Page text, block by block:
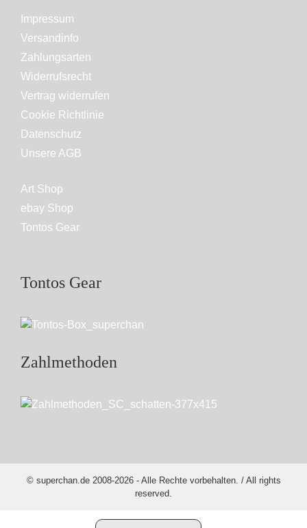
Impressum
Versandinfo
Zahlungsarten
Widerrufsrecht
Vertrag widerrufen
Cookie Richtlinie
Datenschutz
Unsere AGB
Art Shop
ebay Shop
Tontos Gear
Tontos Gear
Zahlmethoden
© superchan.de 2008-2026 - Alle Rechte vorbehalten. / All rights
reserved.